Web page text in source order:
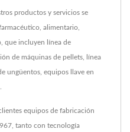
productos y servicios se
alimentario,
que incluyen línea de
de máquinas de pellets, línea
ungüentos, equipos llave en
equipos de fabricación
tanto con tecnología